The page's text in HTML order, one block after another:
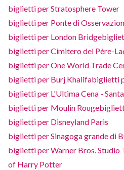
biglietti per Stratosphere Tower
biglietti per Ponte di
biglietti per London Bridge
biglietti per Cimitero del Père-
biglietti per One World Trade
biglietti per Burj Khalifabiglietti
biglietti per L'Ultima Cena -
biglietti per Moulin Rouge
biglietti per Disneyland Paris
biglietti per Sinagoga grande di
biglietti per Warner Bros. Studio
of Harry Potter